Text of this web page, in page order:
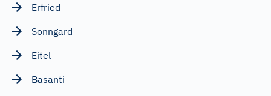
Erfried
Sonngard
Eitel
Basanti